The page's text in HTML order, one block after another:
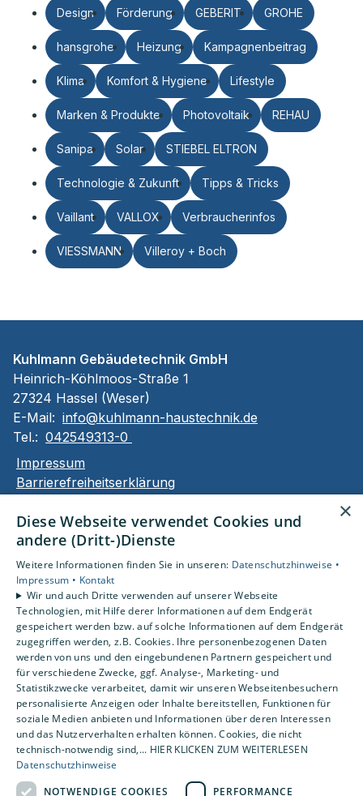
Design Förderung GEBERIT GROHE
hansgrohe Heizung Kampagnenbeitrag
Klima Komfort & Hygiene Lifestyle
Marken & Produkte Photovoltaik REHAU
Sanipa Solar STIEBEL ELTRON
Technologie & Zukunft Tipps & Tricks
Vaillant VALLOX Verbraucherinfos
VIESSMANN Villeroy + Boch
Kuhlmann Gebäudetechnik GmbH
Heinrich-Köhlmoos-Straße 1
27324 Hassel (Weser)
E-Mail: info@kuhlmann-haustechnik.de
Tel.: 042549313-0
Impressum
Barrierefreiheitserklärung
AGB
Unsere Bereiche
Privatkunden
Karriere
Unternehmen
Kontakt
Um externe HTML-Inhalte anzuzeigen, benötigen
wir Ihre Einwilligung.
Weitere Informationen finden Sie in unserer
Datenschutzerklärung.
Cookie-Einstellungen öffnen
×
Diese Webseite verwendet Cookies und
andere (Dritt-)Dienste
Weitere Informationen finden Sie in unseren: Datenschutzhinweise •
Impressum • Kontakt
Wir und auch Dritte verwenden auf unserer Webseite
Technologien, mit Hilfe derer Informationen auf dem Endgerät
gespeichert werden bzw. auf solche Informationen auf dem Endgerät
zugegriffen werden, z.B. Cookies. Ihre personenbezogenen Daten
werden von uns und den eingebundenen Partnern gespeichert und
für verschiedene Zwecke, ggf. Analyse-, Marketing- und
Statistikzwecke verarbeitet, damit wir unseren Webseitenbesuchern
personalisierte Anzeigen oder Inhalte bereitstellen, Funktionen für
soziale Medien anbieten und Informationen über deren Interessen
und das Nutzerverhalten erhalten können. Cookies, die nicht
technisch-notwendig sind,... HIER KLICKEN ZUM WEITERLESEN
Datenschutzhinweise
NOTWENDIGE COOKIES
PERFORMANCE